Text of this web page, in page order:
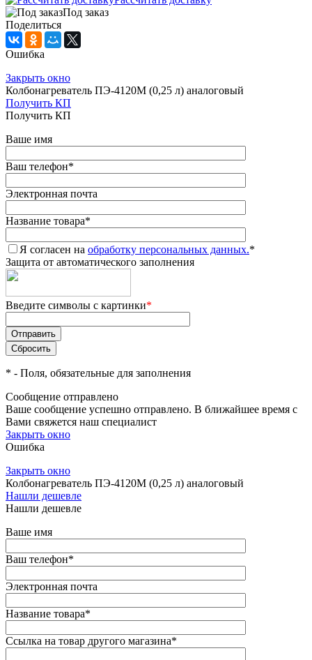
Под заказ
Поделиться
Ошибка
Закрыть окно
Колбонагреватель ПЭ-4120М (0,25 л) аналоговый
Получить КП
Получить КП
Ваше имя
Ваш телефон*
Электронная почта
Название товара*
Я согласен на обработку персональных данных.*
Защита от автоматического заполнения
Введите символы с картинки*
* - Поля, обязательные для заполнения
Сообщение отправлено
Ваше сообщение успешно отправлено. В ближайшее время с
Вами свяжется наш специалист
Закрыть окно
Ошибка
Закрыть окно
Колбонагреватель ПЭ-4120М (0,25 л) аналоговый
Нашли дешевле
Нашли дешевле
Ваше имя
Ваш телефон*
Электронная почта
Название товара*
Ссылка на товар другого магазина*